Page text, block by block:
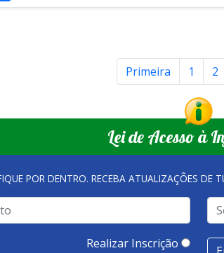
Primeira 1 2
Lei de Acesso à
POR DENTRO. RECEBA ATUALIZAÇÕES DE
Realizar Inscrição